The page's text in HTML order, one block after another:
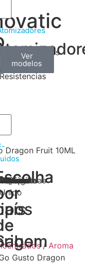
Claromizadores
Ver
modelos
Reconstruíveis
Ver
modelos
Resistencias
Ver
modelos
Tabaco
Frutas
Bebidas
Frescos
Sobremesas
Portugal
Alemanha
USA
Reino
Unido
Canadá
França
Malásia
Filipinas
Espanha
Polónia
Grécia
Dragon Fruit 10ML
/ Aroma
Gusto Dragon